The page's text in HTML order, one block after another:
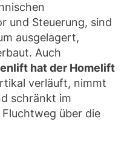
und Steuerung, sind
ausgelagert,
Auch
hat der Homelift
verläuft, nimmt
schränkt im
über die